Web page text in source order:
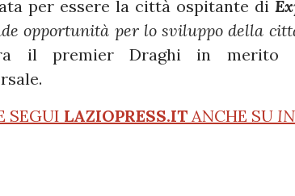
per essere la città ospitante di
opportunità per lo sviluppo della
il premier Draghi in merito
SEGUI LAZIOPRESS.IT ANCHE SU